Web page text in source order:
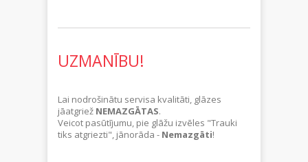
UZMANĪBU!
Lai nodrošinātu servisa kvalitāti, glāzes
jāatgriež NEMAZGĀTAS.
Veicot pasūtījumu, pie glāžu izvēles "Trauki
tiks atgriezti", jānorāda - Nemazgāti!